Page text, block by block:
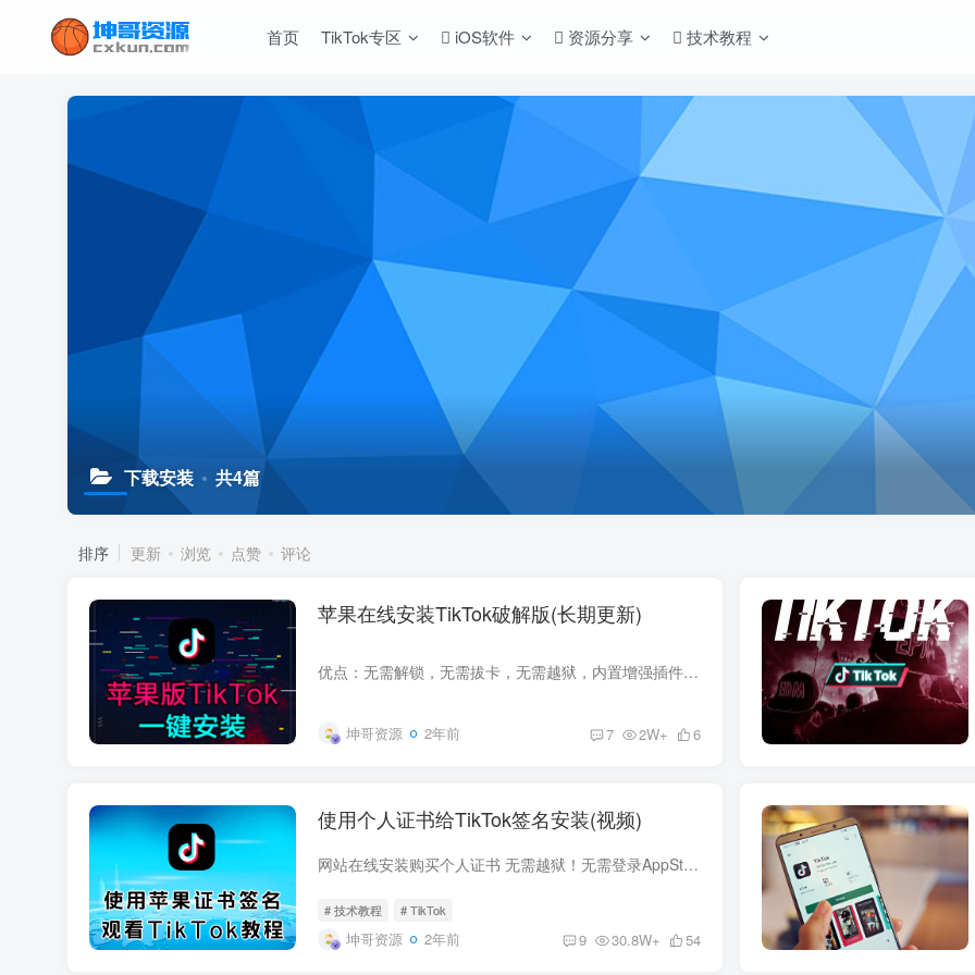
首页 TikTok专区 iOS软件 资源分享 技术教程
下载安装 共4篇
排序 更新 浏览 点赞 评论
苹果在线安装TikTok破解版(长期更新)
优点：无需解锁，无需拔卡，无需越狱，内置增强插件，功能强大，可直接开VPN观看。 缺点：使用的是免费企业证书签名，随时可能会掉签失效，如果想长期使用请切换其它方式观看。 在线安装网站问...
坤哥资源 2年前 7 2W+ 6
使用个人证书给TikTok签名安装(视频)
网站在线安装购买个人证书 无需越狱！无需登录AppStore商店！ 签名安装TikTok，免拔卡免登录观看！ 无水印下载视频，任意切换国家等！ 稳定使用一年，不限次数安装！ 还能安装全网所有第三方ipa...
# 技术教程 # TikTok
坤哥资源 2年前 9 30.8W+ 54